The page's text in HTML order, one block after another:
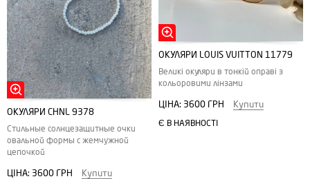
ОКУЛЯРИ CHNL 9378
Стильные солнцезащитные очки
овальной формы с жемчужной
цепочкой
ЦІНА: 3600 ГРН Купити
ОКУЛЯРИ LOUIS VUITTON 11779
Великі окуляри в тонкій оправі з
кольоровими лінзами
ЦІНА: 3600 ГРН Купити
Є В НАЯВНОСТІ